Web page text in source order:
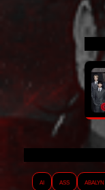
AI ASS Abalyn